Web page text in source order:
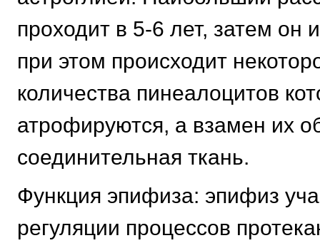
проходит в 5-6 лет, затем он
при этом происходит
количества пинеалоцитов
атрофируются, а взамен их
соединительная ткань.
Функция эпифиза: эпифиз
регуляции процессов